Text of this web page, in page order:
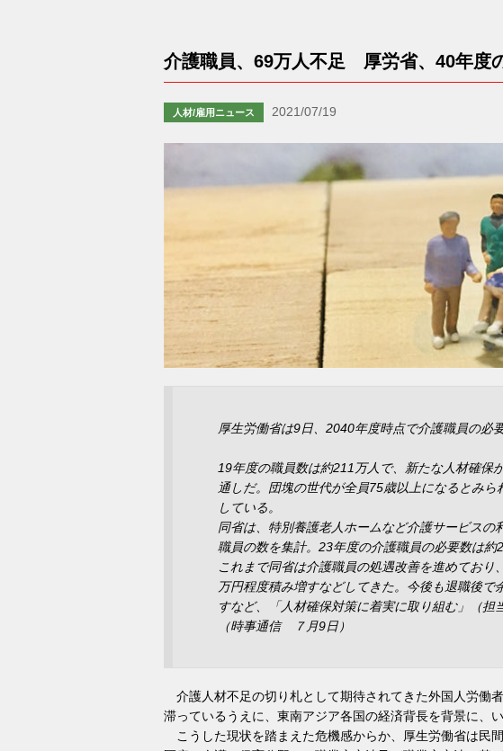
介護職員、69万人不足 厚労省、40年度
人材/雇用ニュース 2021/07/19
厚生労働省は9日、2040年度時点で介護職員の必
19年度の職員数は約211万人で、新たな人材確保
通しだ。団塊の世代が全員75歳以上になるとみ
している。
同省は、特別養護老人ホームなど介護サービス
職員の数を集計。23年度の介護職員の必要数は
これまで同省は介護職員の処遇改善を進めてお
万円程度積み増すなどしてきた。今後も退職後
すなど、「人材確保対策に着実に取り組む」（担
（時事通信 ７月9日）
介護人材不足の切り札として期待されてきた外国人労働
滞っているうえに、東南アジア各国の経済背長を背景に、
こうした現状を踏まえた危機感からか、厚生労働省は民